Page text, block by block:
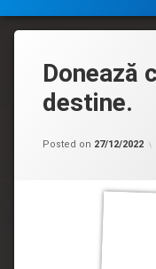
Donează
destine.
Posted on 27/12/2022